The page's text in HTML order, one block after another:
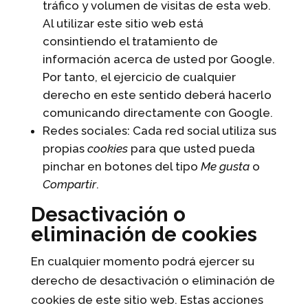
tráfico y volumen de visitas de esta web.
Al utilizar este sitio web está
consintiendo el tratamiento de
información acerca de usted por Google.
Por tanto, el ejercicio de cualquier
derecho en este sentido deberá hacerlo
comunicando directamente con Google.
Redes sociales: Cada red social utiliza sus
propias cookiespara que usted pueda
pinchar en botones del tipo Me gustao
Compartir.
Desactivación o
eliminación de cookies
En cualquier momento podrá ejercer su
derecho de desactivación o eliminación de
cookies de este sitio web. Estas acciones